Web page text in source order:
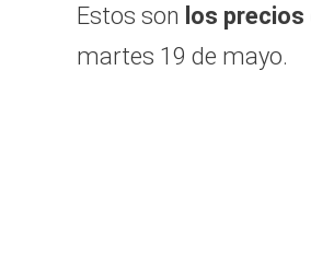
Estos son los precios
martes 19 de mayo.